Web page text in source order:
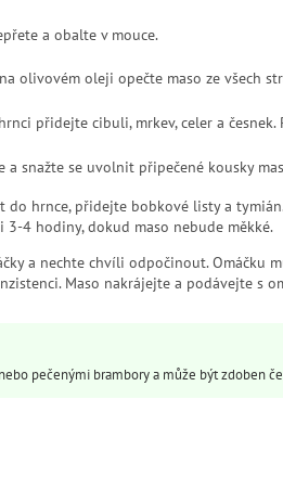
a obalte v mouce.
olivovém oleji opečte maso ze všech
přidejte cibuli, mrkev, celer a
snažte se uvolnit připečené kousky
do hrnce, přidejte bobkové listy a
3-4 hodiny, dokud maso nebude měkké.
a nechte chvíli odpočinout. Omáčku
Maso nakrájejte a podávejte s
nebo pečenými brambory a může být zdoben